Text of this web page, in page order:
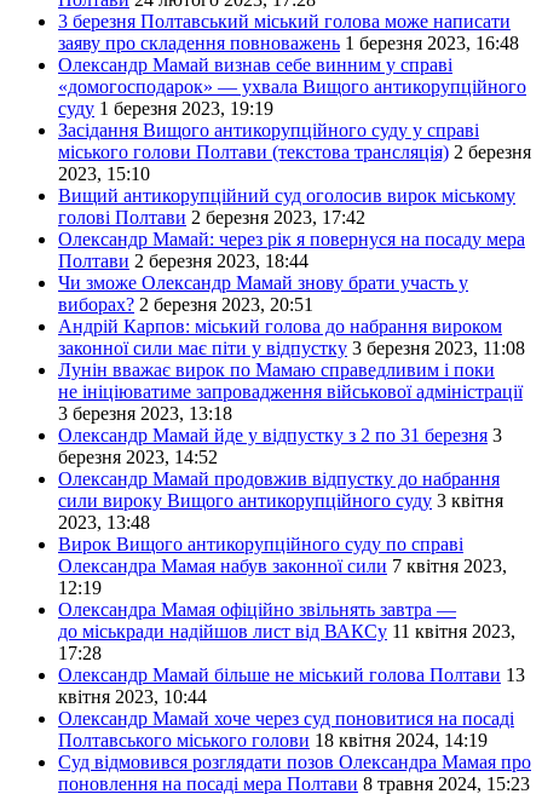
3 березня Полтавський міський голова може написати
заяву про складення повноважень 1 березня 2023, 16:48
Олександр Мамай визнав себе винним у справі
«домогосподарок» — ухвала Вищого антикорупційного
суду 1 березня 2023, 19:19
Засідання Вищого антикорупційного суду у справі
міського голови Полтави (текстова трансляція) 2 березня
2023, 15:10
Вищий антикорупційний суд оголосив вирок міському
голові Полтави 2 березня 2023, 17:42
Олександр Мамай: через рік я повернуся на посаду мера
Полтави 2 березня 2023, 18:44
Чи зможе Олександр Мамай знову брати участь у
виборах? 2 березня 2023, 20:51
Андрій Карпов: міський голова до набрання вироком
законної сили має піти у відпустку 3 березня 2023, 11:08
Лунін вважає вирок по Мамаю справедливим і поки
не ініціюватиме запровадження військової адміністрації
3 березня 2023, 13:18
Олександр Мамай йде у відпустку з 2 по 31 березня 3
березня 2023, 14:52
Олександр Мамай продовжив відпустку до набрання
сили вироку Вищого антикорупційного суду 3 квітня
2023, 13:48
Вирок Вищого антикорупційного суду по справі
Олександра Мамая набув законної сили 7 квітня 2023,
12:19
Олександра Мамая офіційно звільнять завтра —
до міськради надійшов лист від ВАКСу 11 квітня 2023,
17:28
Олександр Мамай більше не міський голова Полтави 13
квітня 2023, 10:44
Олександр Мамай хоче через суд поновитися на посаді
Полтавського міського голови 18 квітня 2024, 14:19
Суд відмовився розглядати позов Олександра Мамая про
поновлення на посаді мера Полтави 8 травня 2024, 15:23